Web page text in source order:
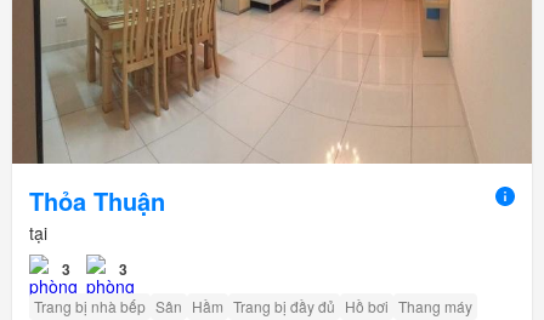
Thỏa Thuận
tại
3 3
Trang bị nhà bếp Sân Hầm Trang bị đầy đủ Hồ bơi Thang máy